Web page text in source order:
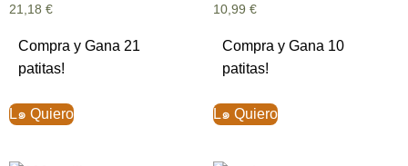
21,18 €
Compra y Gana 21
patitas!
L๑ Quiero
10,99 €
Compra y Gana 10
patitas!
L๑ Quiero